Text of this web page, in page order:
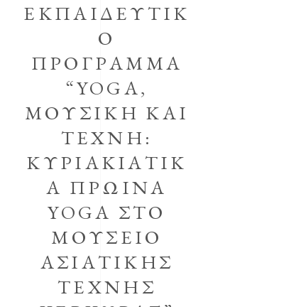
ΕΚΠΑΙΔΕΥΤΙΚ
Ο
ΠΡΟΓΡΑΜΜΑ
“YOGA,
ΜΟΥΣΙΚΗ ΚΑΙ
ΤΕΧΝΗ:
ΚΥΡΙΑΚΙΑΤΙΚ
Α ΠΡΩΙΝΑ
YOGA ΣΤΟ
ΜΟΥΣΕΙΟ
ΑΣΙΑΤΙΚΗΣ
ΤΕΧΝΗΣ